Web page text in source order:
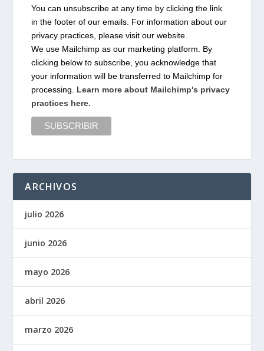
You can unsubscribe at any time by clicking the link
in the footer of our emails. For information about our
privacy practices, please visit our website.
We use Mailchimp as our marketing platform. By
clicking below to subscribe, you acknowledge that
your information will be transferred to Mailchimp for
processing. Learn more about Mailchimp's privacy
practices here.
ARCHIVOS
julio 2026
junio 2026
mayo 2026
abril 2026
marzo 2026